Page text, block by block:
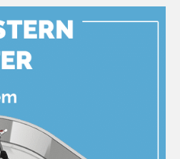
accetto l'
dati per finalità di
nell'